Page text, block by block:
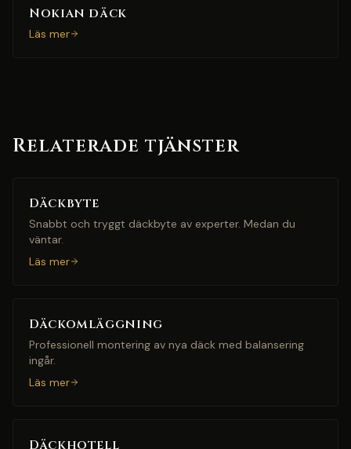
Nokian däck
Läs mer
Relaterade tjänster
Däckbyte
Snabbt och tryggt däckbyte av experter. Medan du
väntar.
Läs mer
Däckomläggning
Professionell montering av nya däck med balansering
ingår.
Läs mer
Däckhotell